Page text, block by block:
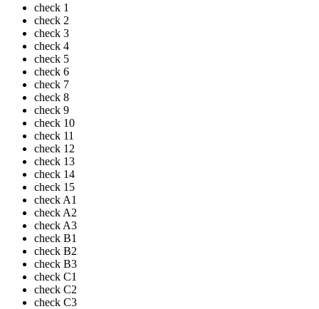
check 1
check 2
check 3
check 4
check 5
check 6
check 7
check 8
check 9
check 10
check 11
check 12
check 13
check 14
check 15
check A1
check A2
check A3
check B1
check B2
check B3
check C1
check C2
check C3